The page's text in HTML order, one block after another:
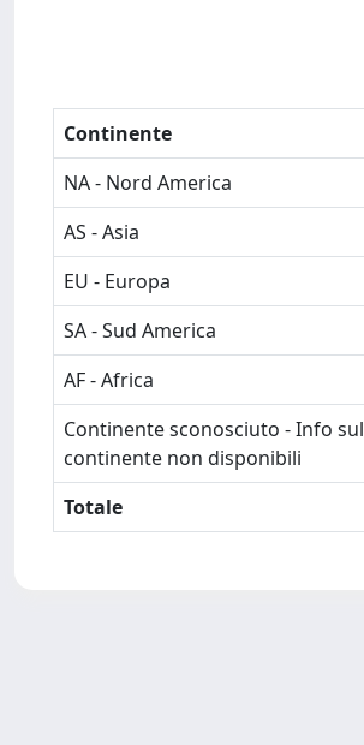
Continente
NA - Nord America
AS - Asia
EU - Europa
SA - Sud America
AF - Africa
Continente sconosciuto - Info sul
continente non disponibili
Totale